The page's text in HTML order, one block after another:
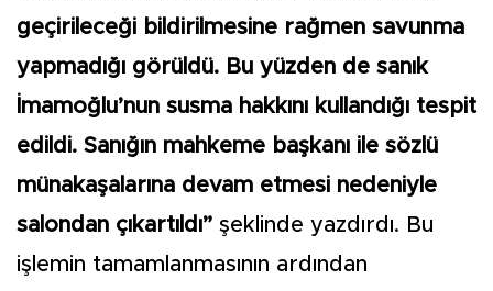
geçirileceği bildirilmesine rağmen savunma
yapmadığı görüldü. Bu yüzden de sanık
İmamoğlu’nun susma hakkını kullandığı tespit
edildi. Sanığın mahkeme başkanı ile sözlü
münakaşalarına devam etmesi nedeniyle
salondan çıkartıldı” şeklinde yazdırdı. Bu
işlemin tamamlanmasının ardından